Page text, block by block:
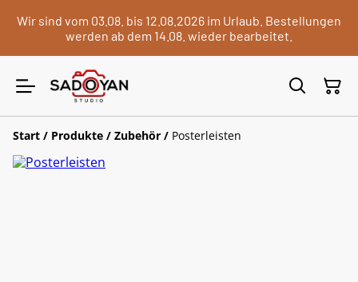
Wir sind vom 03.08. bis 12.08.2026 im Urlaub. Bestellungen
werden ab dem 14.08. wieder bearbeitet.
Start / Produkte / Zubehör / Posterleisten